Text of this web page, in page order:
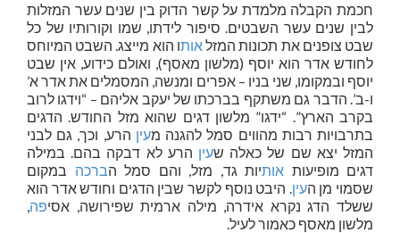
חכמת הקבלה מלמדת על קשר הדוק בין שנים עשר המזלות
לבין שנים עשר השבטים. סיפור לידתו, שמו וקורותיו של כל
שבט צופנים את תכונות המזלאותו הוא מייצג. השבט המיוחס
לחודש אדר הוא יוסף (מלשון מאסף), ואולם כידוע, אין שבט
יוסף ובמקומו, שני בניו – אפרים ומנשה, המסמלים את אדר א’
ו-ב’. הדבר גם משתקף בברכתו של יעקב אליהם – “וידגו לרוב
בקרב הארץ”. “ידגו” מלשון דגים שהוא מזל החודש. הדגים
בתרבויות רבות מהווים סמל להגנה מעין הרע, וכך, גם לבני
המזל יצא שם של כאלה שעין הרע לא דבקה בהם. במילה
דגים מופיעות אותיות גד, מזל, והם סמל הברכה במקום
שסמוי מן העין. היבט נוסף לקשר שבין הדגים וחודש אדר הוא
ששלד הדג נקרא אידרה, מילה ארמית שפירושה, אסיפה,
מלשון מאסף כאמור לעיל.